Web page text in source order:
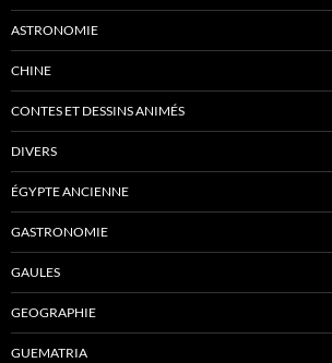
ASTRONOMIE
CHINE
CONTES ET DESSINS ANIMÉS
DIVERS
ÉGYPTE ANCIENNE
GASTRONOMIE
GAULES
GEOGRAPHIE
GUEMATRIA